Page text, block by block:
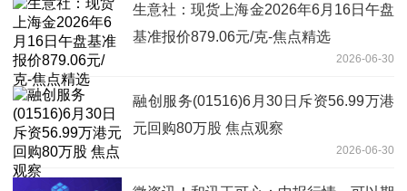
生意社：现货上海金2026年6月16日午盘
基准报价879.06元/克-焦点精选
2026-06-30
融创服务(01516)6月30日斥资56.99万港
元回购80万股 焦点观察
2026-06-30